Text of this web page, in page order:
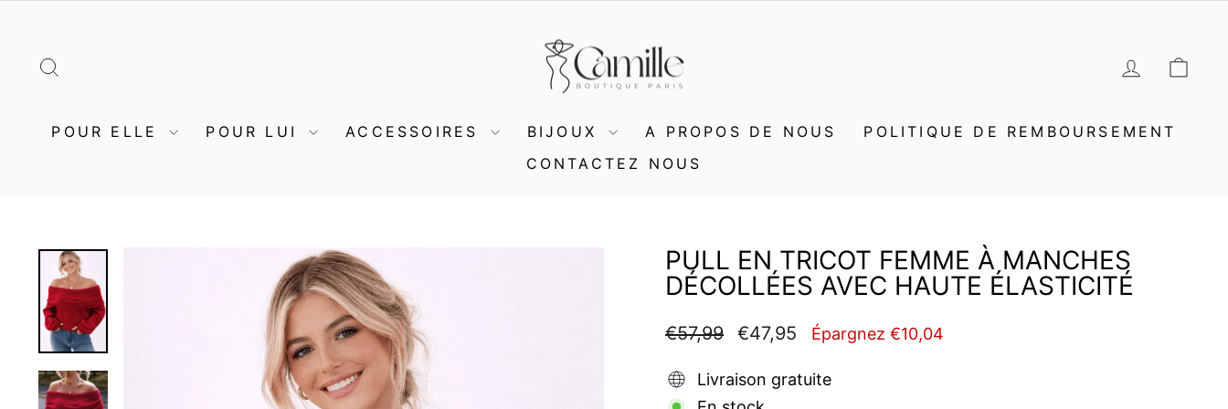
SE
POUR ELLE POUR LUI ACCESSOIRES BIJOUX A PROPOS DE NOUS
POLITIQUE DE REMBOURSEMENT
CONTACTEZ NOUS
PULL EN TRICOT FEMME À MANCHES
DÉCOLLÉES AVEC HAUTE ÉLASTICITÉ
Prix
€57,99
Prix
€47,95 Épargnez €10,04
Livraison gratuite